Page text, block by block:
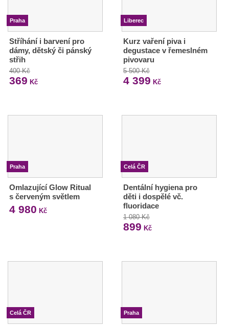
Praha
Stříhání i barvení pro
dámy, dětský či pánský
střih
400 Kč
369 Kč
Liberec
Kurz vaření piva i
degustace v řemeslném
pivovaru
5 500 Kč
4 399 Kč
Praha
Omlazující Glow Ritual
s červeným světlem
4 980 Kč
Celá ČR
Dentální hygiena pro
děti i dospělé vč.
fluoridace
1 080 Kč
899 Kč
Celá ČR Praha